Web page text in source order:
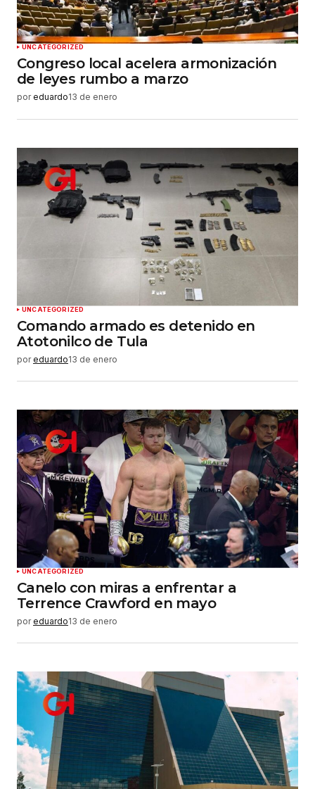
UNCATEGORIZED
Congreso local acelera armonización
de leyes rumbo a marzo
por eduardo13 de enero
UNCATEGORIZED
Comando armado es detenido en
Atotonilco de Tula
por eduardo13 de enero
UNCATEGORIZED
Canelo con miras a enfrentar a
Terrence Crawford en mayo
por eduardo13 de enero